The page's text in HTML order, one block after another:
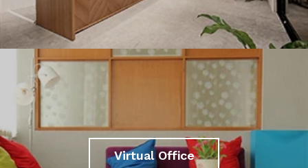
Virtual Office